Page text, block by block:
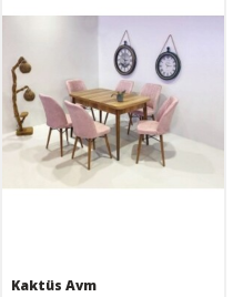
Kaktüs Avm